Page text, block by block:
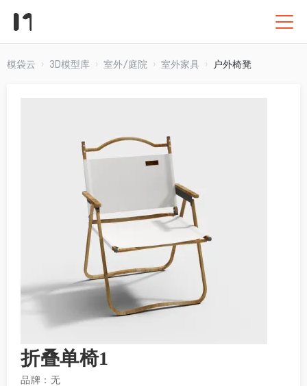
模袋云 3D模型库 室外/庭院 室外家具 户外椅凳
折叠单椅1
品牌： 无